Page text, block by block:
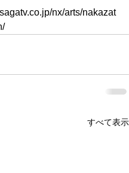
nx/arts/nakazat
すべて表示